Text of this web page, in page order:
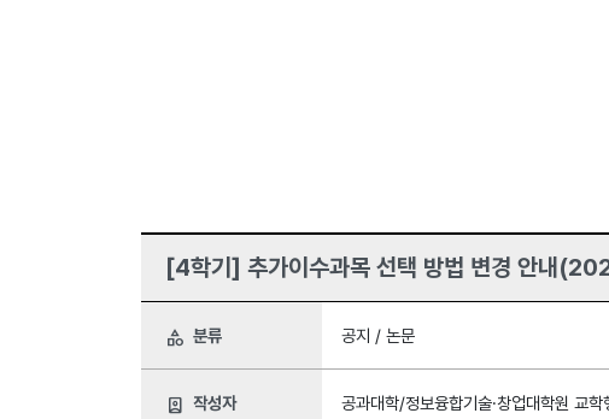
[4학기] 추가이수과목 선택 방법 변경 안내
category 분류 공지 / 논문
person_book 작성자 공과대학/정보융합기술·창업대학원 교학